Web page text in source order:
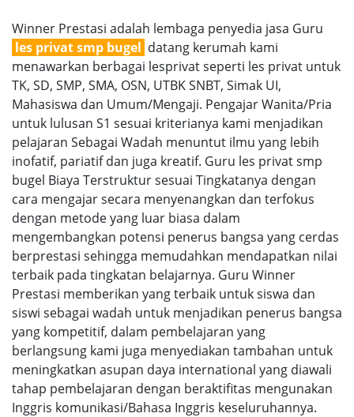
Winner Prestasi adalah lembaga penyedia jasa Guru
les privat smp bugel datang kerumah kami
menawarkan berbagai lesprivat seperti les privat untuk
TK, SD, SMP, SMA, OSN, UTBK SNBT, Simak UI,
Mahasiswa dan Umum/Mengaji. Pengajar Wanita/Pria
untuk lulusan S1 sesuai kriterianya kami menjadikan
pelajaran Sebagai Wadah menuntut ilmu yang lebih
inofatif, pariatif dan juga kreatif. Guru les privat smp
bugel Biaya Terstruktur sesuai Tingkatanya dengan
cara mengajar secara menyenangkan dan terfokus
dengan metode yang luar biasa dalam
mengembangkan potensi penerus bangsa yang cerdas
berprestasi sehingga memudahkan mendapatkan nilai
terbaik pada tingkatan belajarnya. Guru Winner
Prestasi memberikan yang terbaik untuk siswa dan
siswi sebagai wadah untuk menjadikan penerus bangsa
yang kompetitif, dalam pembelajaran yang
berlangsung kami juga menyediakan tambahan untuk
meningkatkan asupan daya international yang diawali
tahap pembelajaran dengan beraktifitas mengunakan
Inggris komunikasi/Bahasa Inggris keseluruhannya.